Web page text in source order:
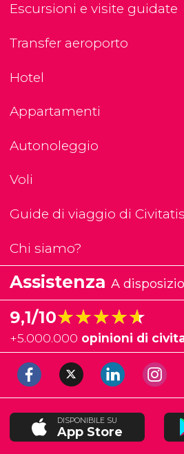
Escursioni e visite guidate
Transfer aeroporto
Hotel
Appartamenti
Autonoleggio
Voli
Guide di viaggio di Civitatis
Chi siamo?
Assistenza A
9,1/10★★★★★
★★★★★
+5.000.000 opinioni di
DISPONIBILE SU
App Store